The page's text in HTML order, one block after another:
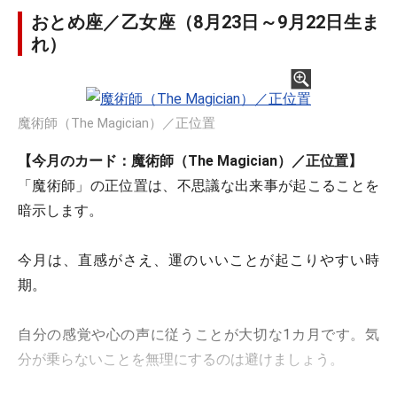
おとめ座／乙女座（8月23日～9月22日生ま
れ）
魔術師（The Magician）／正位置
【今月のカード：魔術師（The Magician）／正位置】
「魔術師」の正位置は、不思議な出来事が起こることを
暗示します。
今月は、直感がさえ、運のいいことが起こりやすい時
期。
自分の感覚や心の声に従うことが大切な1カ月です。気
分が乗らないことを無理にするのは避けましょう。